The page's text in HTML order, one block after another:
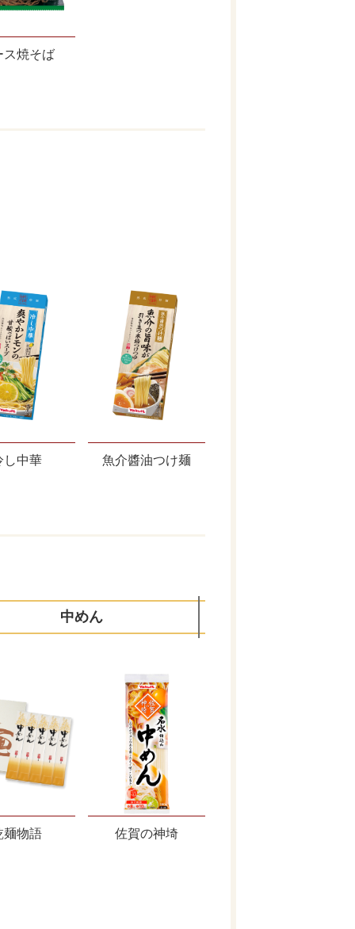
ス焼そば
し中華 魚介醬油つけ麺
中めん
麺物語 佐賀の神埼